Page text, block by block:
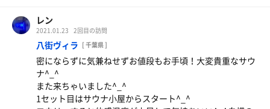
丸へ出陣。
身体を清めてからお風呂へ。お風呂はシルキーバス、ジェ
ットバス、うたた寝、あつ湯、温泉、炭酸泉はファイテ
ン。
温まった後はサウナへ。初めは蓬塩サウナへ。泥パックを
したあとに塩でマッサージ。それを流した後に高温サ室
へ。ロウリュが始まったばかりにイン。わぉー爆風！
りますが、すぐに落ち着きます。昨日と今日、白檀、シト
ラス、白樺、などなどのアロマ水を持っていった甲斐があ
り、堪能できました^_^ヒーターはhelo 製、ロウリュを受
け止めてくれる結構大きいサイズ^_^
ガラス窓からはプールが見えるのが開放的でいい^_^
シャワーはコールドシャワーとホットシャワーがあるが、
レン
2021.01.23 2回目の訪問
八街ヴィラ [ 千葉県 ]
密にならずに気兼ねせずお値段もお手頃！大変貴重なサウ
ナ^_^
また来ちゃいました^_^
1セット目はサウナ小屋からスタート^_^